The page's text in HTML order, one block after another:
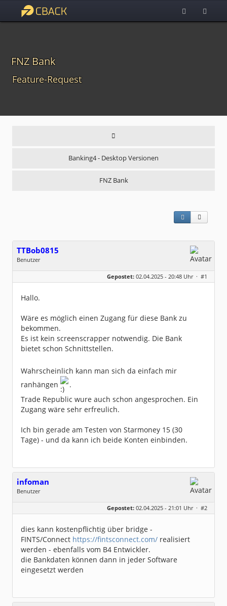
FNZ Bank
Feature-Request
Banking4 - Desktop Versionen
FNZ Bank
TTBob0815
Benutzer
Geschlecht:
keine Angabe
Dabei seit:
04 / 2025
Gepostet: 02.04.2025 - 20:48 Uhr · #1
Hallo.
Wäre es möglich einen Zugang für diese Bank zu
bekommen.
Es ist kein screenscrapper notwendig. Die Bank
bietet schon Schnittstellen.
Wahrscheinlich kann man sich da einfach mir
ranhängen
.
Trade Republic wure auch schon angesprochen. Ein
Zugang wäre sehr erfreulich.
Ich bin gerade am Testen von Starmoney 15 (30
Tage) - und da kann ich beide Konten einbinden.
infoman
Benutzer
Dabei seit:
06 / 2008
Gepostet: 02.04.2025 - 21:01 Uhr · #2
dies kann kostenpflichtig über bridge -
FINTS/Connect https://fintsconnect.com/ realisiert
werden - ebenfalls vom B4 Entwickler.
die Bankdaten können dann in jeder Software
eingesetzt werden